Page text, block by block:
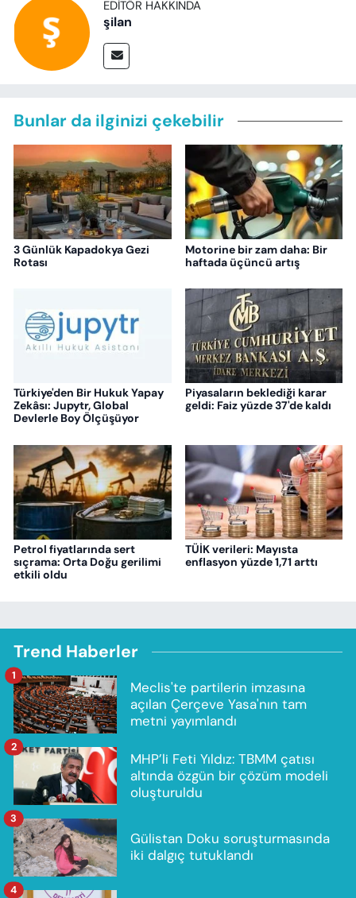
EDITÖR HAKKINDA
şilan
Bunlar da ilginizi çekebilir
3 Günlük Kapadokya Gezi
Rotası
Motorine bir zam daha: Bir
haftada üçüncü artış
Türkiye'den Bir Hukuk Yapay
Zekâsı: Jupytr, Global
Devlerle Boy Ölçüşüyor
Piyasaların beklediği karar
geldi: Faiz yüzde 37'de kaldı
Petrol fiyatlarında sert
sıçrama: Orta Doğu gerilimi
etkili oldu
TÜİK verileri: Mayısta
enflasyon yüzde 1,71 arttı
Trend Haberler
Meclis'te partilerin imzasına
açılan Çerçeve Yasa'nın tam
metni yayımlandı
1
MHP’li Feti Yıldız: TBMM çatısı
altında özgün bir çözüm modeli
oluşturuldu
2
Gülistan Doku soruşturmasında
iki dalgıç tutuklandı
3
4